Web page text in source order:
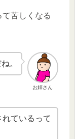
苦しくなる
お姉さん
。
ているって